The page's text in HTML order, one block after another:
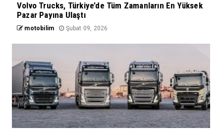
Volvo Trucks, Türkiye’de Tüm Zamanların En Yüksek
Pazar Payına Ulaştı
motobilim Şubat 09, 2026